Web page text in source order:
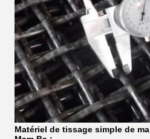
Matériel de tissage simple de